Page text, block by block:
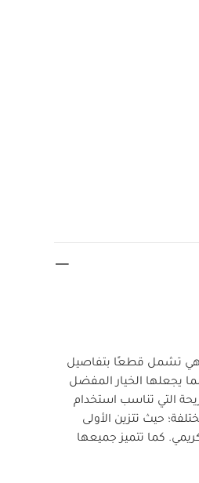
فهي تشمل قطعًا بتفاصيل
يجعلها الخيار المفضل
التي تناسب استخدام
حيث تتزين الأولى
كما تتميز جميعها